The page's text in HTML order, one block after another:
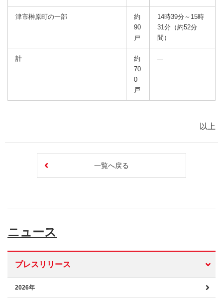
津市榊原町の一部
約
90
戸
14時39分～15時
31分（約52分
間）
計
約
70
0
戸
以上
一覧へ戻る
ニュース
プレスリリース
2026年